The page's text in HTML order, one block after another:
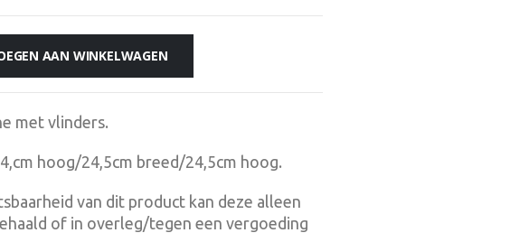
AAN WINKELWAGEN
met vlinders.
hoog/24,5cm breed/24,5cm hoog.
van dit product kan deze alleen
of in overleg/tegen een vergoeding